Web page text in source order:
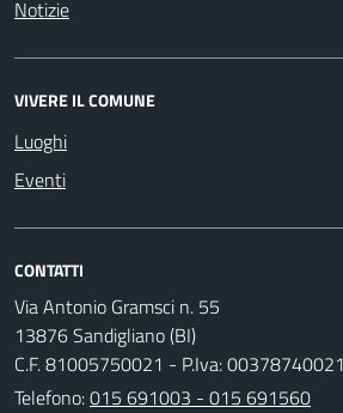
Notizie
VIVERE IL COMUNE
Luoghi
Eventi
CONTATTI
Via Antonio Gramsci n. 55
13876 Sandigliano (BI)
C.F. 81005750021 - P.Iva: 00378740021
Telefono:015 691003 - 015 691560